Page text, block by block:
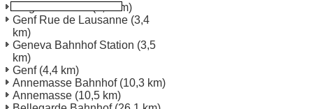
(0,3 km)
Genf Rue de Lausanne (3,4
km)
Geneva Bahnhof Station (3,5
km)
Genf(4,4 km)
Annemasse Bahnhof(10,3 km)
Annemasse (10,5 km)